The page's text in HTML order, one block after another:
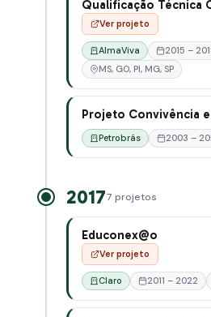
Qualificação Técnica
Ver projeto
AlmaViva
2015 –
MS, GO, PI, MG, SP
Projeto Convivência
Petrobrás 2003 –
20177 projetos
Educonex@o
Ver projeto
Claro 2011 – 2022